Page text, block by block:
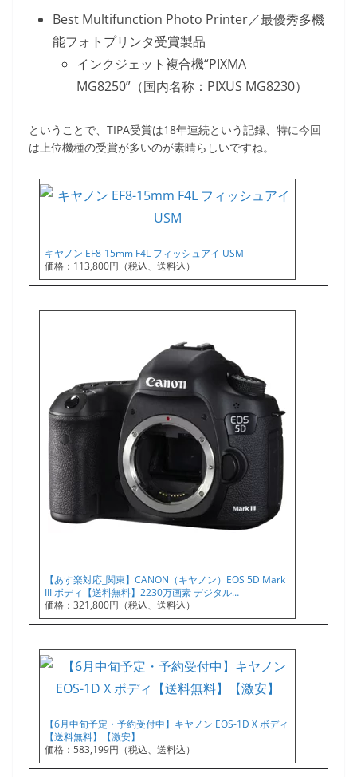
Best Multifunction Photo Printer／最優秀多機
能フォトプリンタ受賞製品
インクジェット複合機“PIXMA
MG8250”（国内名称：PIXUS MG8230）
ということで、TIPA受賞は18年連続という記録、特に今回
は上位機種の受賞が多いのが素晴らしいですね。
キヤノン EF8-15mm F4L フィッシュアイ USM
価格：113,800円（税込、送料込）
【あす楽対応_関東】CANON（キヤノン）EOS 5D Mark
III ボディ【送料無料】2230万画素 デジタル…
価格：321,800円（税込、送料込）
【6月中旬予定・予約受付中】キヤノン EOS-1D X ボディ
【送料無料】【激安】
価格：583,199円（税込、送料込）